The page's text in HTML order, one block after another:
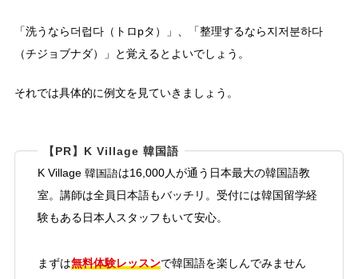
「洗うなら더럽다（トロpタ）」、「整理するなら지저분하다
（チジョブナダ）」と覚えるとよいでしょう。
それでは具体的に例文を見ていきましょう。
【PR】K Village 韓国語
K Village 韓国語は16,000人が通う日本最大の韓国語教
室。講師は全員日本語もバッチリ。受付には韓国留学経
験もある日本人スタッフもいて安心。
まずは無料体験レッスンで韓国語を楽しんでみません